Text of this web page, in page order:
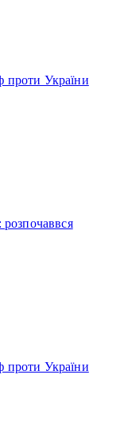
проти України
проти України